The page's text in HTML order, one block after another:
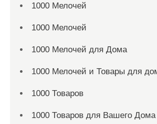
1000 Мелочей
1000 Мелочей
1000 Мелочей для Дома
1000 Мелочей и Товары для
1000 Товаров
1000 Товаров для Вашего Дома